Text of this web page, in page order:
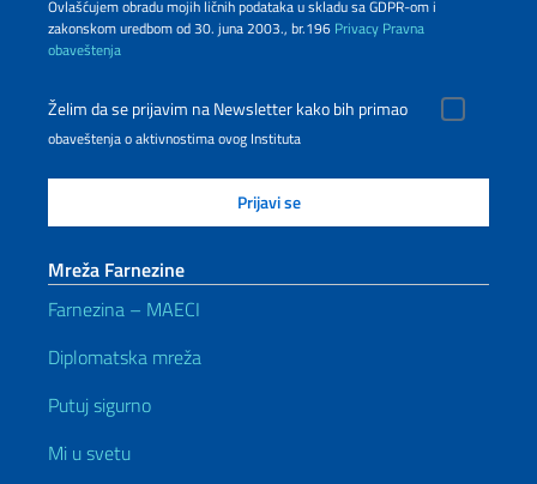
Ovlašćujem obradu mojih ličnih podataka u skladu sa GDPR-om i
zakonskom uredbom od 30. juna 2003., br.196 Privacy Pravna
obaveštenja
Želim da se prijavim na Newsletter kako bih primao
obaveštenja o aktivnostima ovog Instituta
Mreža Farnezine
Farnezina – MAECI
Diplomatska mreža
Putuj sigurno
Mi u svetu